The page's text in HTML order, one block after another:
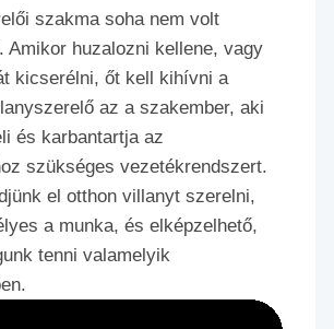
szakma soha nem volt
Amikor huzalozni kellene, vagy
kicserélni, őt kell kihívni a
az a szakember, aki
és karbantartja az
szükséges vezetékrendszert.
el otthon villanyt szerelni,
a munka, és elképzelhető,
tenni valamelyik